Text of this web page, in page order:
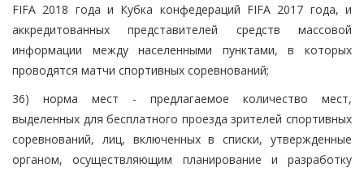
FIFA 2018 года и Кубка конфедераций FIFA 2017 года, и
аккредитованных представителей средств массовой
информации между населенными пунктами, в которых
проводятся матчи спортивных соревнований;
36) норма мест - предлагаемое количество мест,
выделенных для бесплатного проезда зрителей спортивных
соревнований, лиц, включенных в списки, утвержденные
органом, осуществляющим планирование и разработку